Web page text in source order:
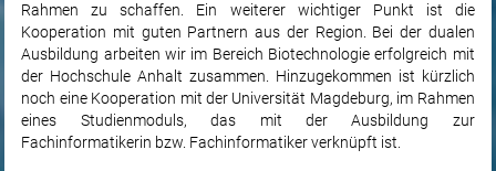
Rahmen zu schaffen. Ein weiterer wichtiger Punkt ist die
Kooperation mit guten Partnern aus der Region. Bei der dualen
Ausbildung arbeiten wir im Bereich Biotechnologie erfolgreich mit
der Hochschule Anhalt zusammen. Hinzugekommen ist kürzlich
noch eine Kooperation mit der Universität Magdeburg, im Rahmen
eines Studienmoduls, das mit der Ausbildung zur
Fachinformatikerin bzw. Fachinformatiker verknüpft ist.